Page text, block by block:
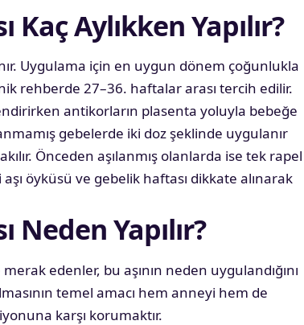
Aylıkken Yapılır?
Uygulama için en uygun dönem çoğunlukla
rehberde 27–36. haftalar arası tercih edilir.
antikorların plasenta yoluyla bebeğe
gebelerde iki doz şeklinde uygulanır
Önceden aşılanmış olanlarda ise tek rapel
öyküsü ve gebelik haftası dikkate alınarak
Neden Yapılır?
edenler, bu aşının neden uygulandığını
temel amacı hem anneyi hem de
karşı korumaktır.